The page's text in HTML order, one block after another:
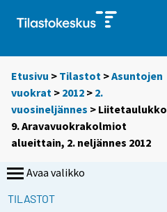
Etusivu > Tilastot >Asuntojen
vuokrat > 2012 > 2.
vuosineljännes > Liitetaulukko
9. Aravavuokrakolmiot
alueittain, 2. neljännes 2012
Avaa valikko
TILASTOT